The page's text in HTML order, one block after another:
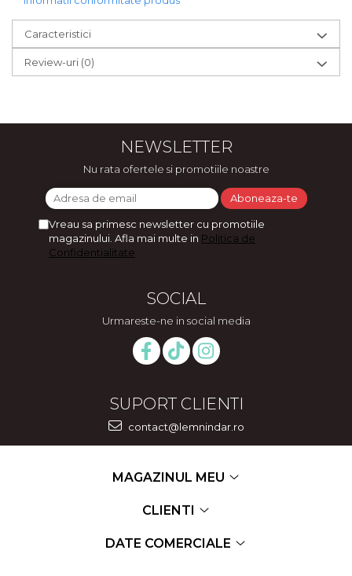
Caracteristici
Review-uri (0)
NEWSLETTER
Nu rata ofertele si promotiile noastre
Vreau sa primesc newsletter cu promotiile
magazinului. Afla mai multe in Politica de
Confidentialitate
SOCIAL
Urmareste-ne in social media
SUPORT CLIENTI
contact@lemnindar.ro
MAGAZINUL MEU
CLIENTI
DATE COMERCIALE